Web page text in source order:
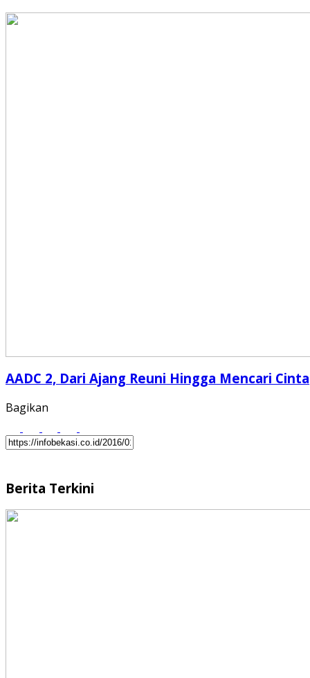
AADC 2, Dari Ajang Reuni Hingga Mencari Cinta
Bagikan
Berita Terkini